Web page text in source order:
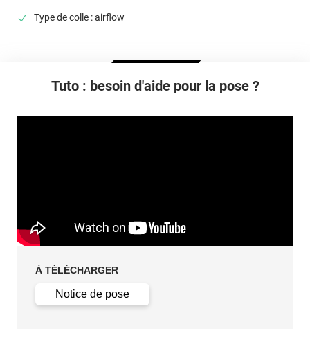
Type de colle : airflow
Facile sans laisser de trace
Tuto : besoin d'aide pour la pose ?
À TÉLÉCHARGER
Notice de pose